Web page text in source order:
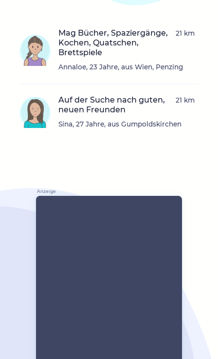
Mag Bücher, Spaziergänge,
Kochen, Quatschen,
Brettspiele
Annaloe, 23 Jahre, aus Wien, Penzing
21 km
Auf der Suche nach guten,
neuen Freunden
Sina, 27 Jahre, aus Gumpoldskirchen
21 km